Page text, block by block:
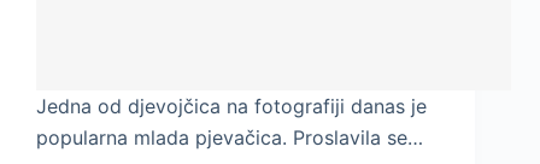
Jedna od djevojčica na fotografiji danas je
popularna mlada pjevačica. Proslavila se…